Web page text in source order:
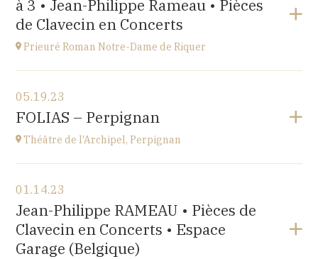
at20H30
Go to site
à 3 • Jean-Philippe Rameau • Pièces
de Clavecin en Concerts
Prieuré Roman Notre-Dame de Riquer
Mas Riquer, Catllar (66500)
at18H00
05.19.23
FOLIAS – Perpignan
Théâtre de l'Archipel, Perpignan
Théâtre de l'Archipel, Perpignan
Le Carré, avenue du Maréchal Leclerc, 66000
Perpignan
at
01.14.23
Jean-Philippe RAMEAU • Pièces de
Clavecin en Concerts • Espace
Garage (Belgique)